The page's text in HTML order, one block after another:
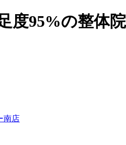
度95%の整体
南店